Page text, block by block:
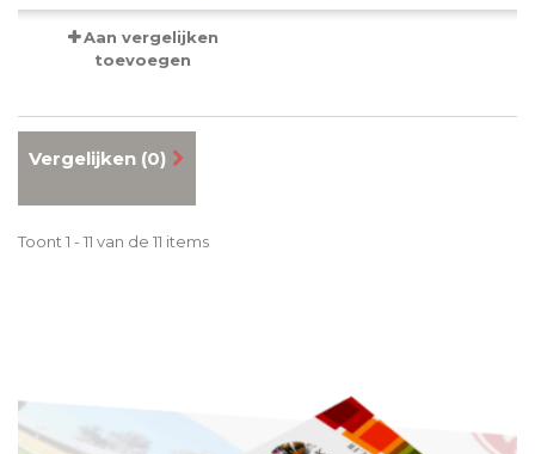
Aan vergelijken
toevoegen
Vergelijken (0)
Toont 1 - 11 van de 11 items